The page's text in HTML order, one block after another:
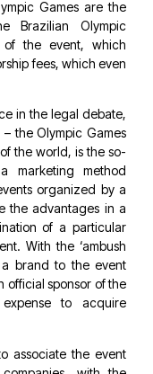
Games are the
Brazilian Olympic
of the event, which
fees, which even
in the legal debate,
the Olympic Games
the world, is the so-
marketing method
organized by a
the advantages in a
of a particular
With the ‘ambush
a brand to the event
official sponsor of the
to acquire
associate the event